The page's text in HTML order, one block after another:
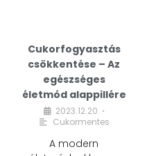
Cukorfogyasztás
csökkentése – Az
egészséges
életmód alappillére
2023.12.20. •
Cukormentes
A modern